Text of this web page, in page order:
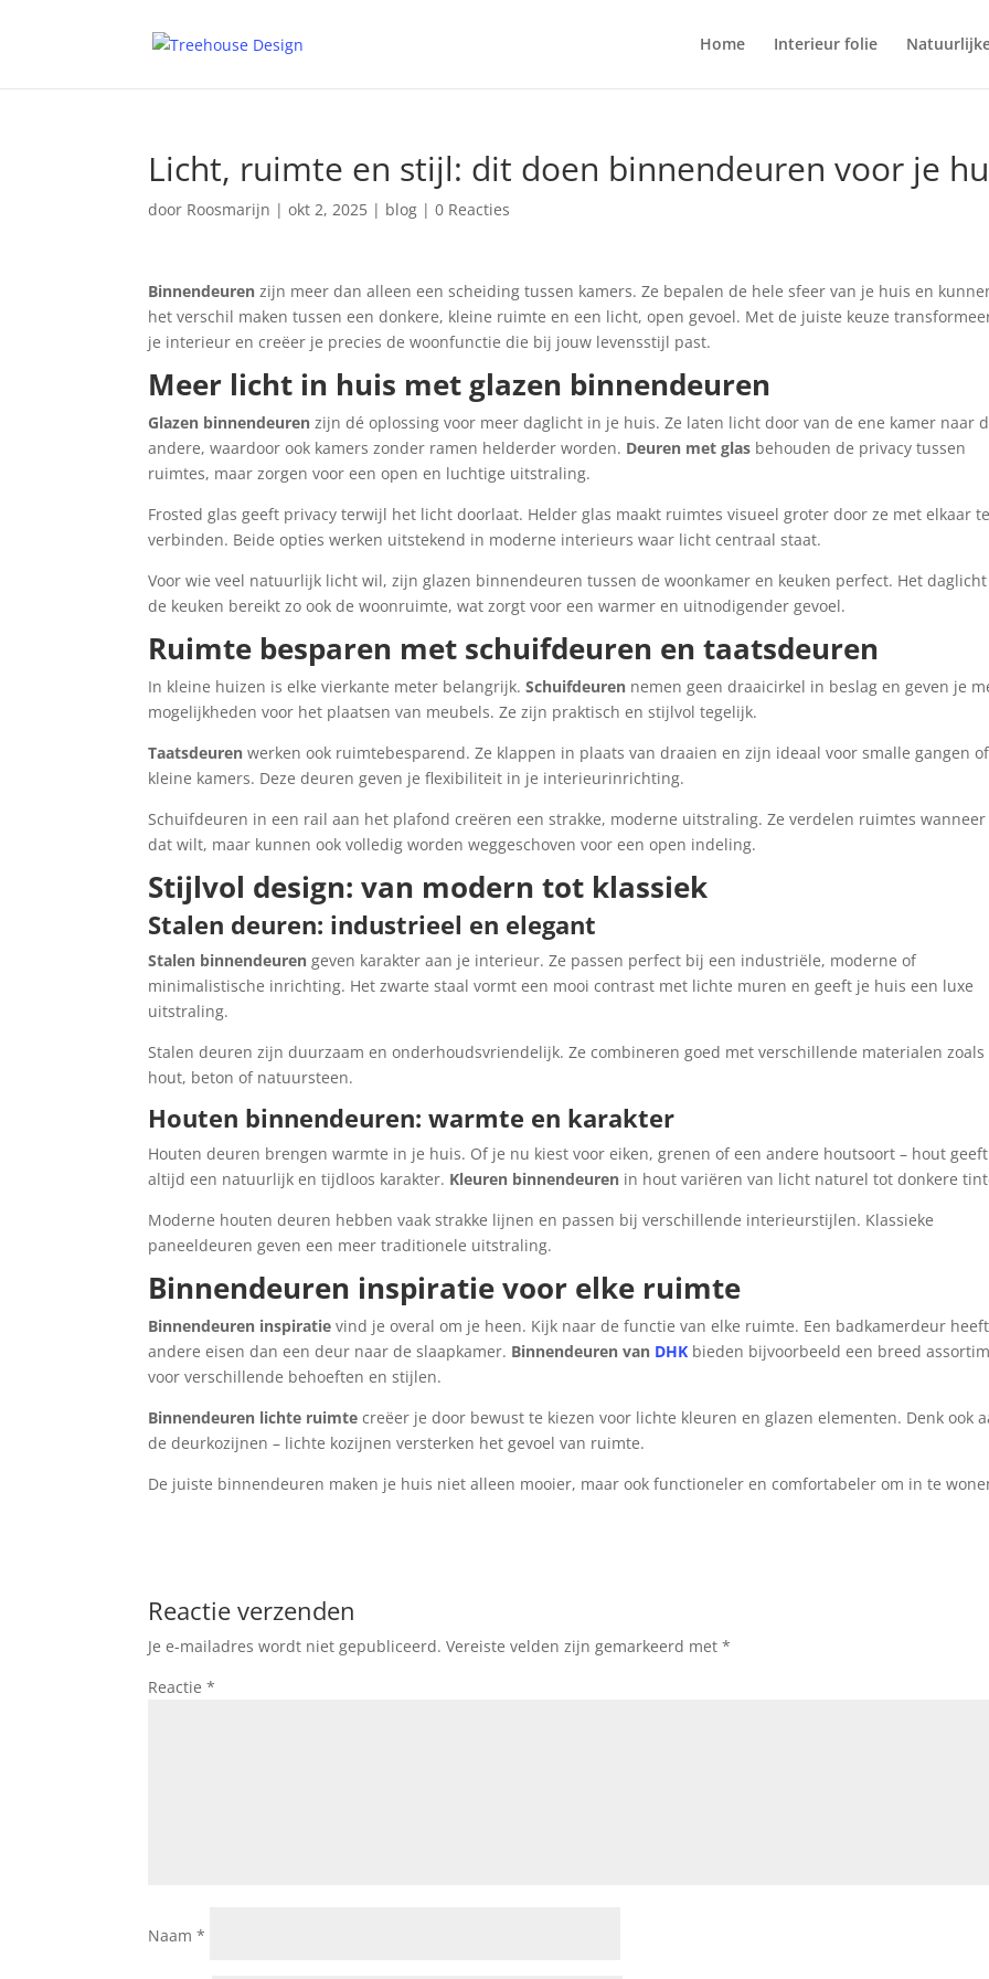
Home Interieur folie
Licht, ruimte en stijl: dit doen binnendeuren voor je
door Roosmarijn |okt 2, 2025 | blog |0 Reacties
Binnendeuren zijn meer dan alleen een scheiding tussen kamers. Ze bepalen de hele sfeer van je huis en
het verschil maken tussen een donkere, kleine ruimte en een licht, open gevoel. Met de juiste keuze
je interieur en creëer je precies de woonfunctie die bij jouw levensstijl past.
Meer licht in huis met glazen binnendeuren
Glazen binnendeuren zijn dé oplossing voor meer daglicht in je huis. Ze laten licht door van de ene kamer naar
andere, waardoor ook kamers zonder ramen helderder worden. Deuren met glas behouden de privacy tussen
ruimtes, maar zorgen voor een open en luchtige uitstraling.
Frosted glas geeft privacy terwijl het licht doorlaat. Helder glas maakt ruimtes visueel groter door ze met elkaar te
verbinden. Beide opties werken uitstekend in moderne interieurs waar licht centraal staat.
Voor wie veel natuurlijk licht wil, zijn glazen binnendeuren tussen de woonkamer en keuken perfect. Het
de keuken bereikt zo ook de woonruimte, wat zorgt voor een warmer en uitnodigender gevoel.
Ruimte besparen met schuifdeuren en taatsdeuren
In kleine huizen is elke vierkante meter belangrijk.Schuifdeuren nemen geen draaicirkel in beslag en geven je
mogelijkheden voor het plaatsen van meubels. Ze zijn praktisch en stijlvol tegelijk.
Taatsdeuren werken ook ruimtebesparend. Ze klappen in plaats van draaien en zijn ideaal voor smalle gangen of
kleine kamers. Deze deuren geven je flexibiliteit in je interieurinrichting.
Schuifdeuren in een rail aan het plafond creëren een strakke, moderne uitstraling. Ze verdelen ruimtes wanneer
dat wilt, maar kunnen ook volledig worden weggeschoven voor een open indeling.
Stijlvol design: van modern tot klassiek
Stalen deuren: industrieel en elegant
Stalen binnendeuren geven karakter aan je interieur. Ze passen perfect bij een industriële, moderne of
minimalistische inrichting. Het zwarte staal vormt een mooi contrast met lichte muren en geeft je huis een luxe
uitstraling.
Stalen deuren zijn duurzaam en onderhoudsvriendelijk. Ze combineren goed met verschillende materialen zoals
hout, beton of natuursteen.
Houten binnendeuren: warmte en karakter
Houten deuren brengen warmte in je huis. Of je nu kiest voor eiken, grenen of een andere houtsoort – hout geeft
altijd een natuurlijk en tijdloos karakter. Kleuren binnendeuren in hout variëren van licht naturel tot donkere
Moderne houten deuren hebben vaak strakke lijnen en passen bij verschillende interieurstijlen. Klassieke
paneeldeuren geven een meer traditionele uitstraling.
Binnendeuren inspiratie voor elke ruimte
Binnendeuren inspiratie vind je overal om je heen. Kijk naar de functie van elke ruimte. Een badkamerdeur heeft
andere eisen dan een deur naar de slaapkamer. Binnendeuren van DHK bieden bijvoorbeeld een breed
voor verschillende behoeften en stijlen.
Binnendeuren lichte ruimte creëer je door bewust te kiezen voor lichte kleuren en glazen elementen. Denk ook
de deurkozijnen – lichte kozijnen versterken het gevoel van ruimte.
De juiste binnendeuren maken je huis niet alleen mooier, maar ook functioneler en comfortabeler om in te
Reactie verzenden
Je e-mailadres wordt niet gepubliceerd. Vereiste velden zijn gemarkeerd met*
Reactie*
Naam*